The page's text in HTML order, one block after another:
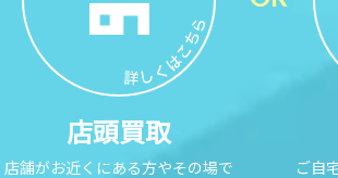
店頭買取
店舗がお近くにある方やその場で
ご自